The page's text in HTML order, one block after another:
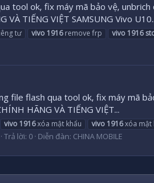
tool ok, fix máy mã bảo vệ, unbrich
TIẾNG VIỆT SAMSUNG Vivo
tư vivo 1916remove frp vivo 1916
file flash qua tool ok, fix máy mã
HÃNG VÀ TIẾNG VIỆT...
vivo 1916xóa mật khẩu vivo 1916xóa mật
Trả lời: 0 Diễn đàn: CHINA MOBILE